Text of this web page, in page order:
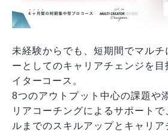
未経験からでも、短期間でマル
ーとしてのキャリアチェンジを
イターコース。
8つのアウトプット中心の課題や
リアコーチングによるサポート
ルまでのスキルアップとキャリ